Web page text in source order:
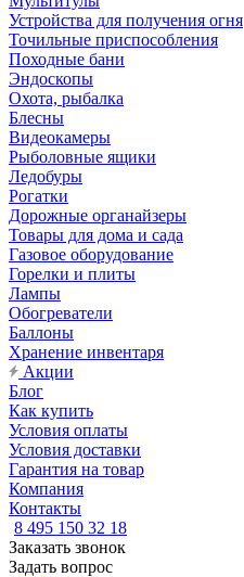
Устройства для получения огня
Точильные приспособления
Походные бани
Эндоскопы
Охота, рыбалка
Блесны
Видеокамеры
Рыболовные ящики
Ледобуры
Рогатки
Дорожные органайзеры
Товары для дома и сада
Газовое оборудование
Горелки и плиты
Лампы
Обогреватели
Баллоны
Хранение инвентаря
Акции
Блог
Как купить
Условия оплаты
Условия доставки
Гарантия на товар
Компания
Контакты
8 495 150 32 18
Заказать звонок
Задать вопрос